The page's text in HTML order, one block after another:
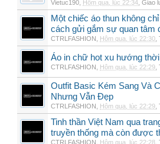
Vietuc190 Hôm qua, lúc 22:34 Giao
Một chiếc áo thun không
cách gửi gắm sự quan tâm
CTRLFASHION Hôm qua, lúc 22:30
Áo in chữ hot xu hướng
CTRLFASHION Hôm qua, lúc 22:29
Outfit Basic Kém Sang Và
Nhưng Vẫn Đẹp
CTRLFASHION Hôm qua, lúc 22:29
Tinh thần Việt Nam qua
truyền thống mà còn được
CTRLFASHION Hôm qua, lúc 22:28